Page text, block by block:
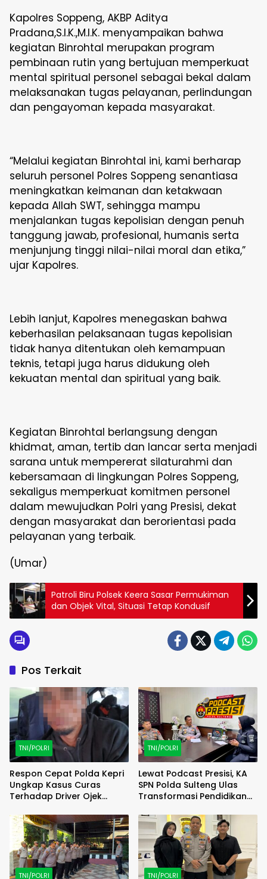
Kapolres Soppeng, AKBP Aditya
Pradana,S.I.K.,M.I.K. menyampaikan bahwa
kegiatan Binrohtal merupakan program
pembinaan rutin yang bertujuan memperkuat
mental spiritual personel sebagai bekal dalam
melaksanakan tugas pelayanan, perlindungan
dan pengayoman kepada masyarakat.
“Melalui kegiatan Binrohtal ini, kami berharap
seluruh personel Polres Soppeng senantiasa
meningkatkan keimanan dan ketakwaan
kepada Allah SWT, sehingga mampu
menjalankan tugas kepolisian dengan penuh
tanggung jawab, profesional, humanis serta
menjunjung tinggi nilai-nilai moral dan etika,”
ujar Kapolres.
Lebih lanjut, Kapolres menegaskan bahwa
keberhasilan pelaksanaan tugas kepolisian
tidak hanya ditentukan oleh kemampuan
teknis, tetapi juga harus didukung oleh
kekuatan mental dan spiritual yang baik.
Kegiatan Binrohtal berlangsung dengan
khidmat, aman, tertib dan lancar serta menjadi
sarana untuk mempererat silaturahmi dan
kebersamaan di lingkungan Polres Soppeng,
sekaligus memperkuat komitmen personel
dalam mewujudkan Polri yang Presisi, dekat
dengan masyarakat dan berorientasi pada
pelayanan yang terbaik.
(Umar)
Patroli Biru Polsek Keera Sasar Permukiman
dan Objek Vital, Situasi Tetap Kondusif
Pos Terkait
TNI/POLRI
Respon Cepat Polda Kepri
Ungkap Kasus Curas
Terhadap Driver Ojek
Berhasil Diamankan
TNI/POLRI
Lewat Podcast Presisi, KA
SPN Polda Sulteng Ulas
Transformasi Pendidikan
TNI/POLRI TNI/POLRI